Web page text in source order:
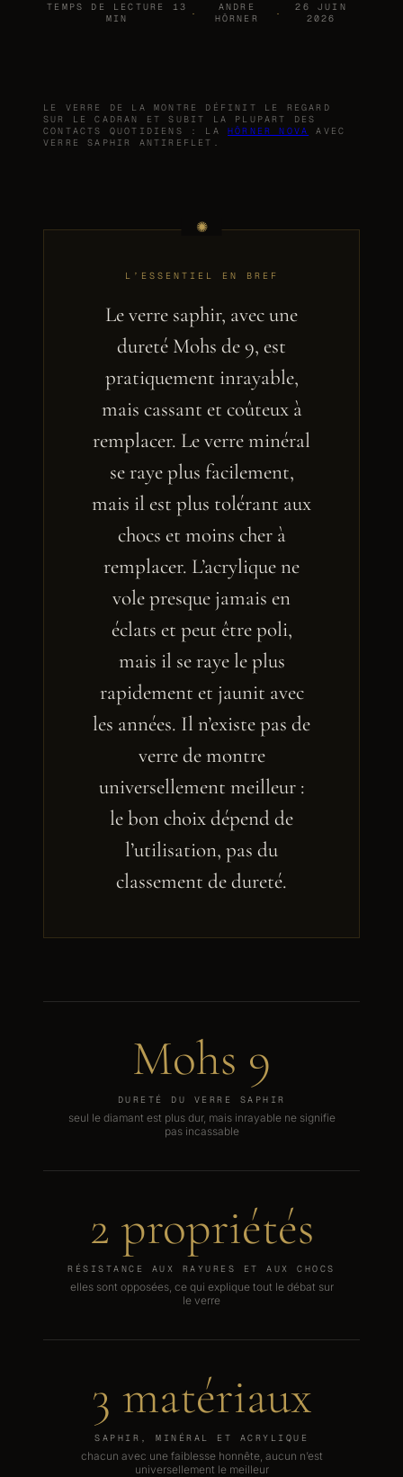
TEMPS DE LECTURE 13
MIN
·
ANDRE
HÖRNER
·
26 JUIN
2026
LE VERRE DE LA MONTRE DÉFINIT LE REGARD
SUR LE CADRAN ET SUBIT LA PLUPART DES
CONTACTS QUOTIDIENS : LA HÖRNER NOVA
AVEC
VERRE SAPHIR ANTIREFLET.
L’ESSENTIEL EN BREF
Le verre saphir, avec une
dureté Mohs de 9, est
pratiquement inrayable,
mais cassant et coûteux à
remplacer. Le verre minéral
se raye plus facilement,
mais il est plus tolérant aux
chocs et moins cher à
remplacer. L’acrylique ne
vole presque jamais en
éclats et peut être poli,
mais il se raye le plus
rapidement et jaunit avec
les années. Il n’existe pas de
verre de montre
universellement meilleur :
le bon choix dépend de
l’utilisation, pas du
classement de dureté.
Mohs 9
DURETÉ DU VERRE SAPHIR
seul le diamant est plus dur, mais inrayable ne signifie
pas incassable
2 propriétés
RÉSISTANCE AUX RAYURES ET AUX CHOCS
elles sont opposées, ce qui explique tout le débat sur
le verre
3 matériaux
SAPHIR, MINÉRAL ET ACRYLIQUE
chacun avec une faiblesse honnête, aucun n’est
universellement le meilleur